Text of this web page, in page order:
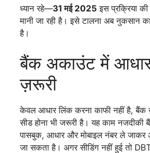
ध्यान रहे—31 मई 2025 इस प्रक्रिया
मानी जा रही है। इसे टालना अब नुकसान
है।
बैंक अकाउंट में आधार
ज़रूरी
केवल आधार लिंक करना काफी नहीं है, बैंक
सीड होना भी जरूरी है। यह काम नजदीकी
पासबुक, आधार और मोबाइल नंबर ले जाकर
जा सकता है। अगर सीडिंग नहीं हुई तो